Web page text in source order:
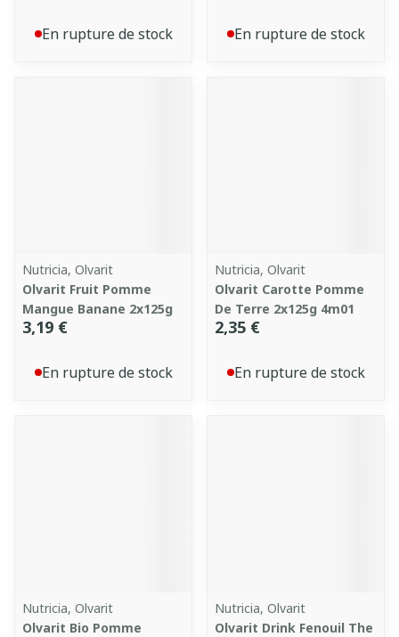
En rupture de stock En rupture de stock
Nutricia, Olvarit
Olvarit Fruit Pomme
Mangue Banane 2x125g
3,19 €
En rupture de stock
Nutricia, Olvarit
Olvarit Carotte Pomme
De Terre 2x125g 4m01
2,35 €
En rupture de stock
Nutricia, Olvarit
Olvarit Bio Pomme
Nutricia, Olvarit
Olvarit Drink Fenouil The